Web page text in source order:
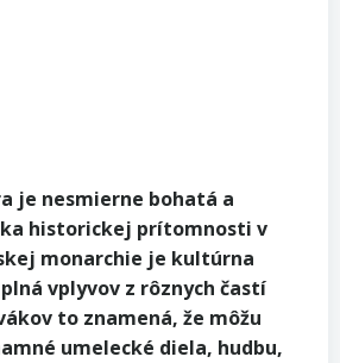
je nesmierne bohatá a
historickej prítomnosti v
monarchie je kultúrna
vplyvov z rôznych častí
to znamená, že môžu
umelecké diela, hudbu,